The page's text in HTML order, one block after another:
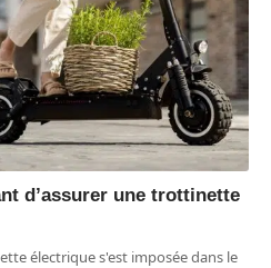
d’assurer une trottinette
électrique s'est imposée dans le